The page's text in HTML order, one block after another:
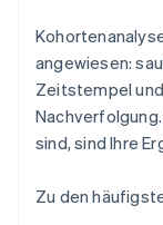
angewiesen:
Zeitstempel
sind, sind Ihre
Zu den